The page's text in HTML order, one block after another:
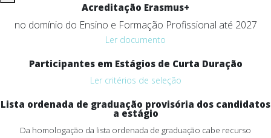
Acreditação Erasmus+
no domínio do Ensino e Formação Profissional até 2027
Ler documento
Participantes em Estágios de Curta Duração
Ler critérios de seleção
Lista ordenada de graduação provisória dos candidatos
a estágio
Da homologação da lista ordenada de graduação cabe recurso